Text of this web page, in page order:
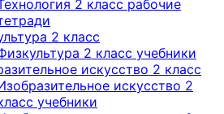
2 класс рабочие
2 класс
2 класс учебники
искусство 2 класс
искусство 2
учебники